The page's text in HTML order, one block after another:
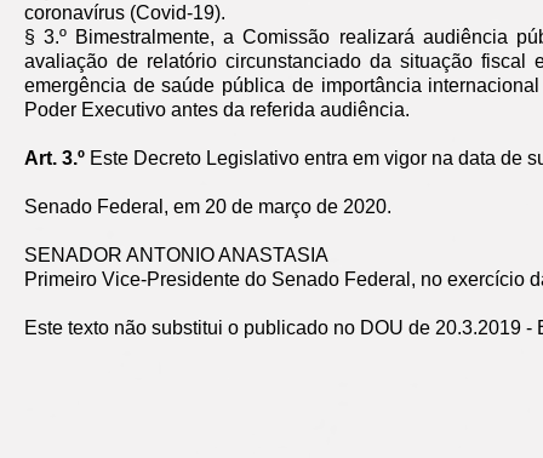
coronavírus (Covid-19).
§ 3.º Bimestralmente, a Comissão realizará audiência
avaliação de relatório circunstanciado da situação
emergência de saúde pública de importância
Poder Executivo antes da referida audiência.
Art. 3.º Este Decreto Legislativo entra em vigor na data de
Senado Federal, em 20 de março de 2020.
SENADOR ANTONIO ANASTASIA
Primeiro Vice-Presidente do Senado Federal, no exercício
Este texto não substitui o publicado no DOU de 20.3.2019 -